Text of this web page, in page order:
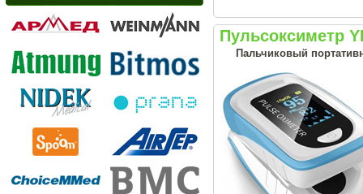
Пульсоксиметр
Пальчиковый